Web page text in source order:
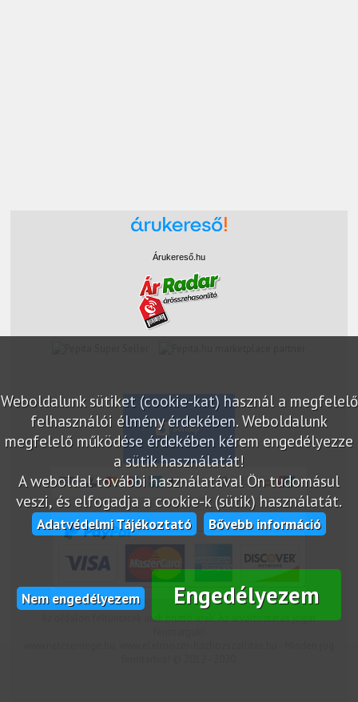
Weboldalunk sütiket (cookie-kat) használ a megfelelő
felhasználói élmény érdekében. Weboldalunk
megfelelő működése érdekében kérem engedélyezze
a sütik használatát!
A weboldal további használatával Ön tudomásul
veszi, és elfogadja a cookie-k (sütik) használatát.
Adatvédelmi Tájékoztató Bővebb információ
Nem engedélyezem Engedélyezem
Árukereső.hu
Az oldalon feltüntetek árak bruttó árak. Az árváltoztatás jogát